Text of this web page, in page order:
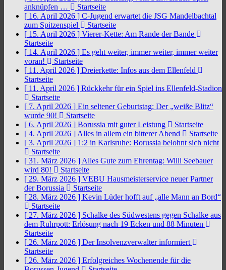
anknüpfen …
Startseite
[ 16. April 2026 ] C-Jugend erwartet die JSG Mandelbachtal
zum Spitzenspiel
Startseite
[ 15. April 2026 ] Vierer-Kette: Am Rande der Bande
Startseite
[ 14. April 2026 ] Es geht weiter, immer weiter, immer weiter
voran!
Startseite
[ 11. April 2026 ] Dreierkette: Infos aus dem Ellenfeld
Startseite
[ 11. April 2026 ] Rückkehr für ein Spiel ins Ellenfeld-Stadion
Startseite
[ 7. April 2026 ] Ein seltener Geburtstag: Der „weiße Blitz“
wurde 90!
Startseite
[ 6. April 2026 ] Borussia mit guter Leistung
Startseite
[ 4. April 2026 ] Alles in allem ein bitterer Abend
Startseite
[ 3. April 2026 ] 1:2 in Karlsruhe: Borussia belohnt sich nicht
Startseite
[ 31. März 2026 ] Alles Gute zum Ehrentag: Willi Seebauer
wird 80!
Startseite
[ 29. März 2026 ] VEBU Hausmeisterservice neuer Partner
der Borussia
Startseite
[ 28. März 2026 ] Kevin Lüder hofft auf „alle Mann an Bord“
Startseite
[ 27. März 2026 ] Schalke des Südwestens gegen Schalke aus
dem Ruhrpott: Erlösung nach 19 Ecken und 88 Minuten
Startseite
[ 26. März 2026 ] Der Insolvenzverwalter informiert
Startseite
[ 26. März 2026 ] Erfolgreiches Wochenende für die